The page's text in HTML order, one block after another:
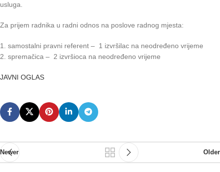
usluga.
Za prijem radnika u radni odnos na poslove radnog mjesta:
1. samostalni pravni referent – 1 izvršilac na neodređeno vrijeme
2. spremačica – 2 izvršioca na neodređeno vrijeme
JAVNI OGLAS
Newer Older